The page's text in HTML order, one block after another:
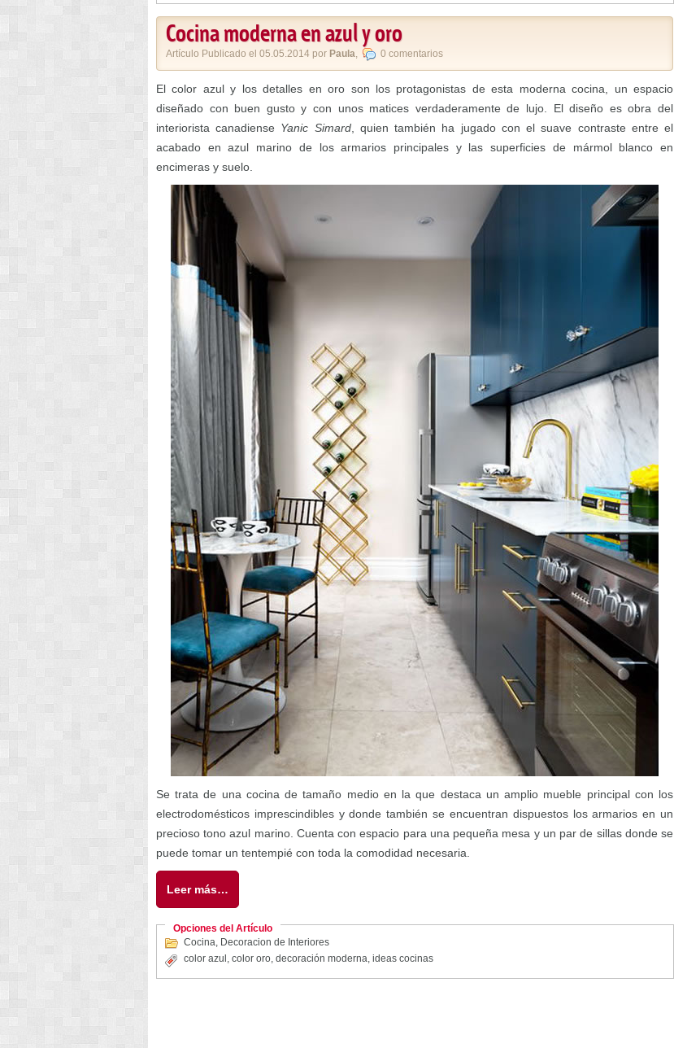
Cocina moderna en azul y oro
Artículo Publicado el 05.05.2014 por Paula, 0 comentarios
El color azul y los detalles en oro son los protagonistas de esta moderna cocina, un espacio
diseñado con buen gusto y con unos matices verdaderamente de lujo. El diseño es obra del
interiorista canadiense Yanic Simard, quien también ha jugado con el suave contraste entre el
acabado en azul marino de los armarios principales y las superficies de mármol blanco en
encimeras y suelo.
Se trata de una cocina de tamaño medio en la que destaca un amplio mueble principal con los
electrodomésticos imprescindibles y donde también se encuentran dispuestos los armarios en un
precioso tono azul marino. Cuenta con espacio para una pequeña mesa y un par de sillas donde se
puede tomar un tentempié con toda la comodidad necesaria.
Leer más…
Opciones del Artículo
Cocina, Decoracion de Interiores
color azul , color oro, decoración moderna, ideas cocinas